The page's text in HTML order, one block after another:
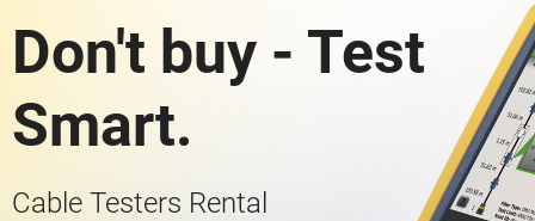
Don't buy - Test
Smart.
Cable Testers Rental